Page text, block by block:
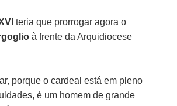
teria que prorrogar agora o
à frente da Arquidiocese
porque o cardeal está em pleno
é um homem de grande